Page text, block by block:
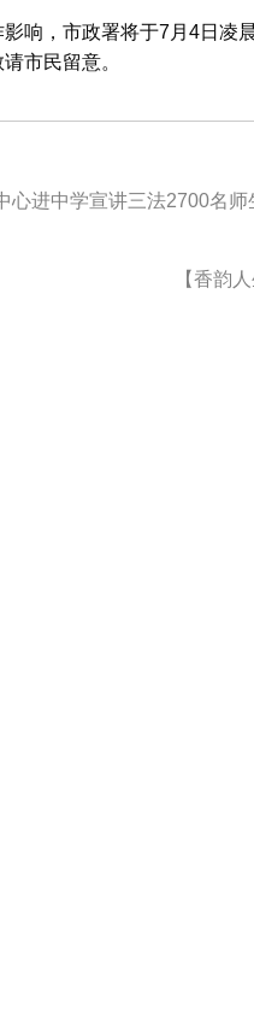
响，市政署将于7月4日凌
市民留意。
心进中学宣讲三法2700名师
【香韵